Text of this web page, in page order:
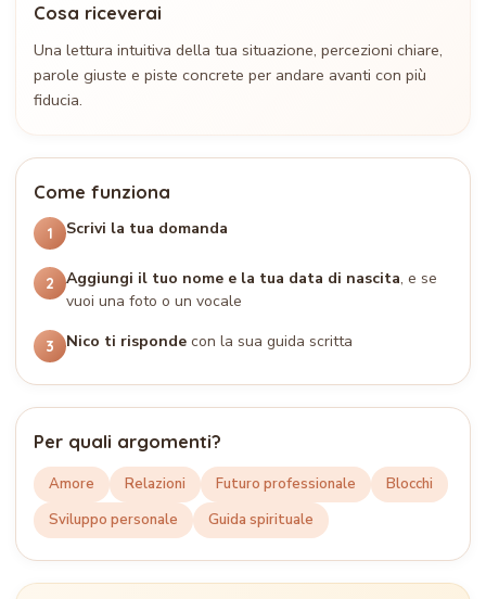
Cosa riceverai
Una lettura intuitiva della tua situazione, percezioni chiare,
parole giuste e piste concrete per andare avanti con più
fiducia.
Come funziona
1 Scrivi la tua domanda
2 Aggiungi il tuo nome e la tua data di nascita, e se
vuoi una foto o un vocale
3 Nico ti risponde con la sua guida scritta
Per quali argomenti?
Amore Relazioni Futuro professionale
Blocchi
Sviluppo personale
Guida spirituale